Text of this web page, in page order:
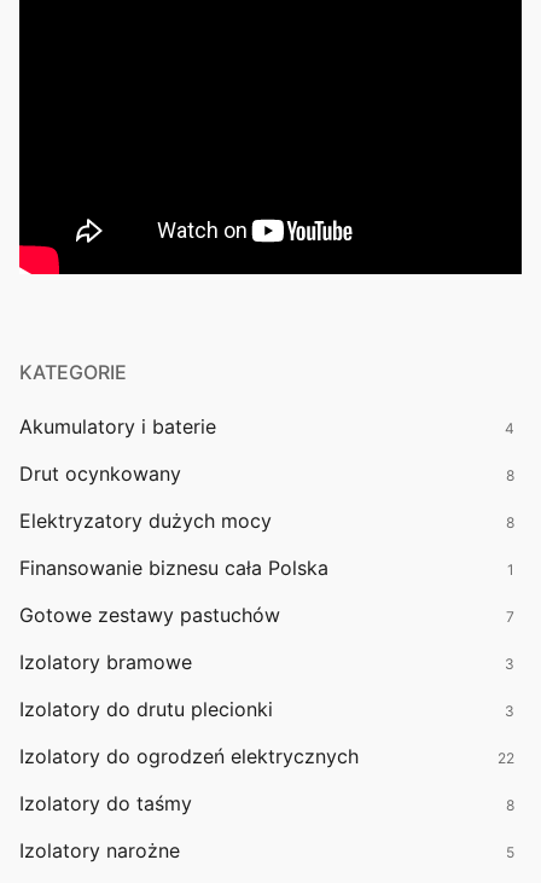
KATEGORIE
Akumulatory i baterie 4
Drut ocynkowany 8
Elektryzatory dużych mocy 8
Finansowanie biznesu cała Polska 1
Gotowe zestawy pastuchów 7
Izolatory bramowe 3
Izolatory do drutu plecionki 3
Izolatory do ogrodzeń elektrycznych 22
Izolatory do taśmy 8
Izolatory narożne 5